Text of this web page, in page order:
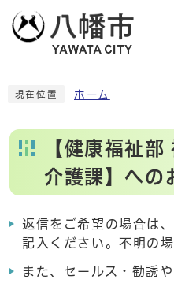
現在位置 ホーム
【健康福祉
介護課】への
返信をご希望の場合は
記入ください。不明の
また、セールス・勧誘